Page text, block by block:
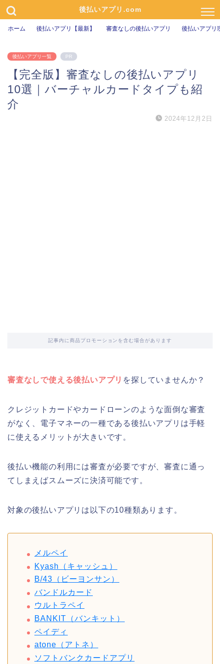
後払いアプリ.com
ホーム 後払いアプリ【最新】 審査なしの後払いアプリ 後払いアプリ
後払いアプリ一覧 PR
【完全版】審査なしの後払いアプリ
10選｜バーチャルカードタイプも紹
介
2024年12月2日
記事内に商品プロモーションを含む場合があります
審査なしで使える後払いアプリ を探していませんか？
クレジットカードやカードローンのような面倒な審査
がなく、電子マネーの一種である後払いアプリは手軽
に使えるメリットが大きいです。
後払い機能の利用には審査が必要ですが、審査に通っ
てしまえばスムーズに決済可能です。
対象の後払いアプリは以下の10種類あります。
メルペイ
Kyash（キャッシュ）
B/43（ビーヨンサン）
バンドルカード
ウルトラペイ
BANKIT（バンキット）
ペイディ
atone（アトネ）
ソフトバンクカードアプリ